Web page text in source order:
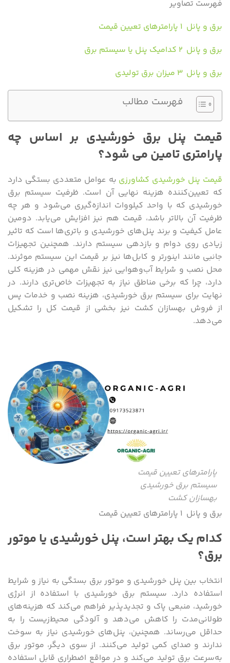
فهرست تصاویر
برق و پانل ۱ پارامترهای تعیین قیمت
برق و پانل ۲ کدامیک پنل یا سیستم برق
برق و پانل ۳ میزان برق تولیدی
فهرست مطالب
قیمت پنل برق خورشیدی بر اساس چه
پارامتری تامین می شود؟
قیمت پنل خورشیدی کشاورزی به عوامل متعددی بستگی دارد
که تعیین‌کننده هزینه نهایی آن است. ظرفیت سیستم برق
خورشیدی که با واحد کیلووات اندازه‌گیری می‌شود و هر چه
ظرفیت آن بالاتر باشد، قیمت هم نیز افزایش می‌یابد. دومین
عامل کیفیت و برند پنل‌های خورشیدی و باتری‌ها است که تاثیر
زیادی روی دوام و بازدهی سیستم دارند. همچنین تجهیزات
جانبی مانند اینورتر و کابل‌ها نیز بر قیمت این سیستم موثرند.
محل نصب و شرایط آب‌وهوایی نیز نقش مهمی در هزینه کلی
دارد، چرا که برخی مناطق نیاز به تجهیزات خاص‌تری دارند. در
نهایت برای سیستم برق خورشیدی، هزینه نصب و خدمات پس
از فروش بهسازان کشت نیز بخشی از قیمت کل را تشکیل
می‌دهد.
پارامترهای تعیین قیمت
سیستم برق خورشیدی
بهسازان کشت
برق و پانل ۱ پارامترهای تعیین قیمت
کدام یک بهتر است، پنل خورشیدی یا موتور
برق؟
انتخاب بین پنل خورشیدی و موتور برق بستگی به نیاز و شرایط
استفاده دارد. سیستم برق خورشیدی با استفاده از انرژی
خورشید، منبعی پاک و تجدیدپذیر فراهم می‌کند که هزینه‌های
طولانی‌مدت را کاهش می‌دهد و آلودگی محیط‌زیست را به
حداقل می‌رساند. همچنین، پنل‌های خورشیدی نیاز به سوخت
ندارند و صدای کمی تولید می‌کنند. از سوی دیگر، موتور برق
به‌سرعت برق تولید می‌کند و در مواقع اضطراری قابل استفاده